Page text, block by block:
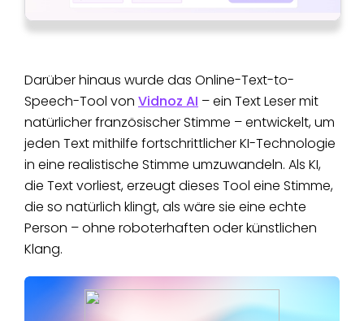
Darüber hinaus wurde das Online-Text-to-
Speech-Tool von Vidnoz AI – ein Text Leser mit
natürlicher französischer Stimme – entwickelt, um
jeden Text mithilfe fortschrittlicher KI-Technologie
in eine realistische Stimme umzuwandeln. Als KI,
die Text vorliest, erzeugt dieses Tool eine Stimme,
die so natürlich klingt, als wäre sie eine echte
Person – ohne roboterhaften oder künstlichen
Klang.